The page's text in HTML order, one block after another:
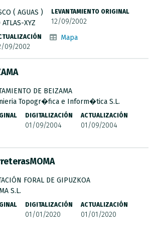
( AGUAS )
XYZ
LEVANTAMIENTO ORIGINAL
12/09/2002
09/2002
Mapa
DE BEIZAMA
Topogr�fica e Inform�tica S.L.
DIGITALIZACIÓN
01/09/2004
ACTUALIZACIÓN
01/09/2004
FORAL DE GIPUZKOA
S.L.
DIGITALIZACIÓN
01/01/2020
ACTUALIZACIÓN
01/01/2020